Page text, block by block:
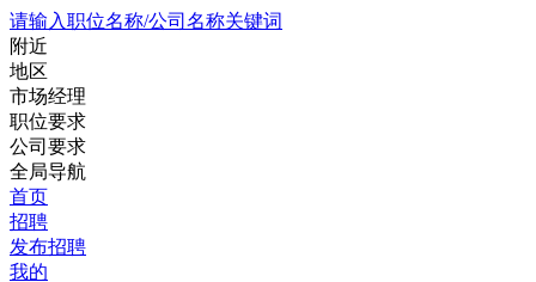
请输入职位名称/公司名称关键词
附近
地区
市场经理
职位要求
公司要求
全局导航
首页
招聘
发布招聘
我的